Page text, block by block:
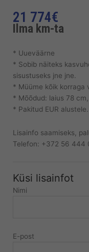
21 774€
Ilma km-ta
* Uueväärne
* Sobib näiteks
sisustuseks jne jne.
* Müüme kõik korraga
* Mõõdud: laius 78
* Pakitud EUR alustele.
Lisainfo saamiseks,
Telefon: +372 56 444
Küsi lisainfot
Nimi
E-post